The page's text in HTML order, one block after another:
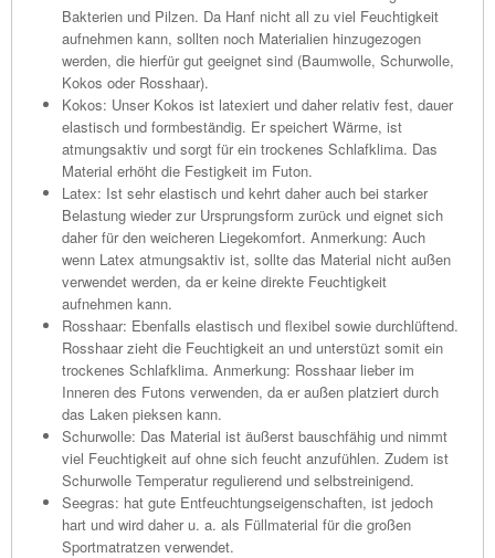
Bakterien und Pilzen. Da Hanf nicht all zu viel Feuchtigkeit
aufnehmen kann, sollten noch Materialien hinzugezogen
werden, die hierfür gut geeignet sind (Baumwolle, Schurwolle,
Kokos oder Rosshaar).
Kokos: Unser Kokos ist latexiert und daher relativ fest, dauer
elastisch und formbeständig. Er speichert Wärme, ist
atmungsaktiv und sorgt für ein trockenes Schlafklima. Das
Material erhöht die Festigkeit im Futon.
Latex: Ist sehr elastisch und kehrt daher auch bei starker
Belastung wieder zur Ursprungsform zurück und eignet sich
daher für den weicheren Liegekomfort. Anmerkung: Auch
wenn Latex atmungsaktiv ist, sollte das Material nicht außen
verwendet werden, da er keine direkte Feuchtigkeit
aufnehmen kann.
Rosshaar: Ebenfalls elastisch und flexibel sowie durchlüftend.
Rosshaar zieht die Feuchtigkeit an und unterstüzt somit ein
trockenes Schlafklima. Anmerkung: Rosshaar lieber im
Inneren des Futons verwenden, da er außen platziert durch
das Laken pieksen kann.
Schurwolle: Das Material ist äußerst bauschfähig und nimmt
viel Feuchtigkeit auf ohne sich feucht anzufühlen. Zudem ist
Schurwolle Temperatur regulierend und selbstreinigend.
Seegras: hat gute Entfeuchtungseigenschaften, ist jedoch
hart und wird daher u. a. als Füllmaterial für die großen
Sportmatratzen verwendet.